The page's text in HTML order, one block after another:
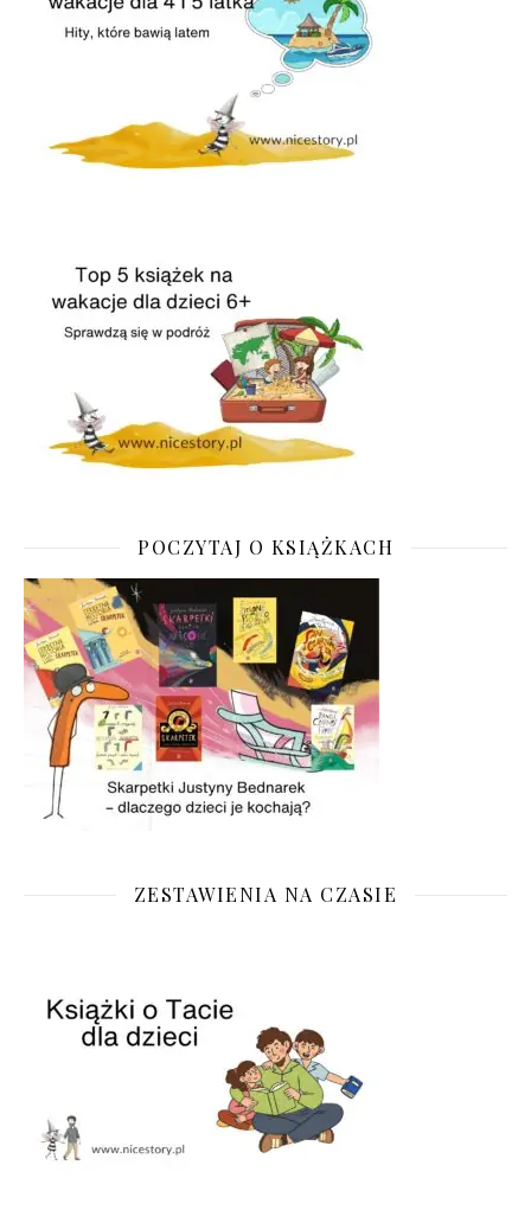
POCZYTAJ O KSIĄŻKACH
ZESTAWIENIA NA CZASIE